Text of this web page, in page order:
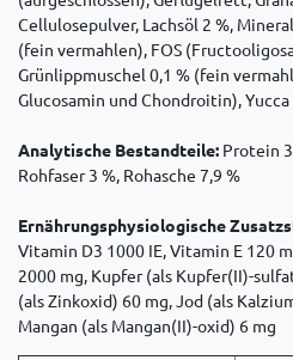
Cellulosepulver, Lachsöl 2 %,
(fein vermahlen), FOS
Grünlippmuschel 0,1 % (fein
Glucosamin und Chondroitin),
Analytische Bestandteile: Protein
Rohfaser 3 %, Rohasche 7,9 %
Ernährungsphysiologische
Vitamin D3 1000 IE, Vitamin E 120
2000 mg, Kupfer (als Kupfer(II)-
(als Zinkoxid) 60 mg, Jod (als
Mangan (als Mangan(II)-oxid) 6 mg